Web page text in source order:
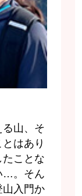
山、そ
はあり
たことな
…。そん
山入門か